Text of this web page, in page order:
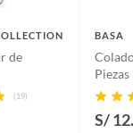
de
(19)
BASA
S/